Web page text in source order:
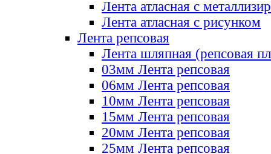
Лента атласная с
Лента атласная с рисунком
Лента репсовая
Лента шляпная (репсовая
03мм Лента репсовая
06мм Лента репсовая
10мм Лента репсовая
15мм Лента репсовая
20мм Лента репсовая
25мм Лента репсовая